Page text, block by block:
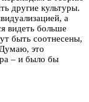
другие культуры.
а
видеть больше
быть соотнесены,
это
– и было бы